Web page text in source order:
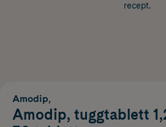
recept.
Amodip,
Amodip, tuggtablett